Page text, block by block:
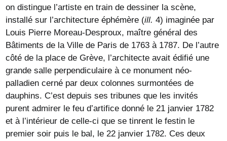
on distingue l’artiste en train de dessiner la scène,
installé sur l’architecture éphémère (ill. 4) imaginée par
Louis Pierre Moreau-Desproux, maître général des
Bâtiments de la Ville de Paris de 1763 à 1787. De l’autre
côté de la place de Grève, l’architecte avait édifié une
grande salle perpendiculaire à ce monument néo-
palladien cerné par deux colonnes surmontées de
dauphins. C’est depuis ses tribunes que les invités
purent admirer le feu d’artifice donné le 21 janvier 1782
et à l’intérieur de celle-ci que se tinrent le festin le
premier soir puis le bal, le 22 janvier 1782. Ces deux